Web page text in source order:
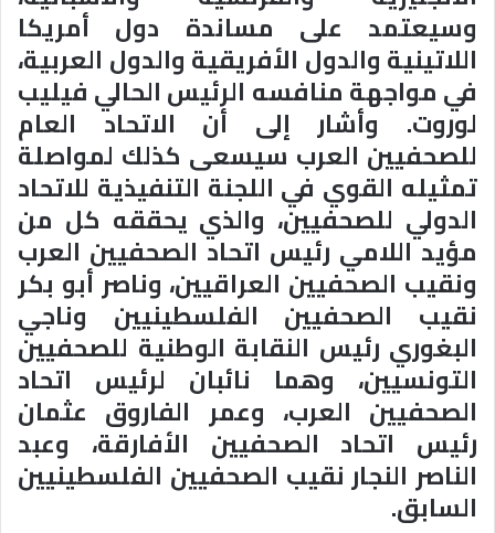
وسيعتمد على مساندة دول أمريكا
اللاتينية والدول الأفريقية والدول العربية،
في مواجهة منافسه الرئيس الحالي فيليب
لوروت. وأشار إلى أن الاتحاد العام
للصحفيين العرب سيسعى كذلك لمواصلة
تمثيله القوي في اللجنة التنفيذية للاتحاد
الدولي للصحفيين، والذي يحققه كل من
مؤيد اللامي رئيس اتحاد الصحفيين العرب
ونقيب الصحفيين العراقيين، وناصر أبو بكر
نقيب الصحفيين الفلسطينيين وناجي
البغوري رئيس النقابة الوطنية للصحفيين
التونسيين، وهما نائبان لرئيس اتحاد
الصحفيين العرب، وعمر الفاروق عثمان
رئيس اتحاد الصحفيين الأفارقة، وعبد
الناصر النجار نقيب الصحفيين الفلسطينيين
السابق.